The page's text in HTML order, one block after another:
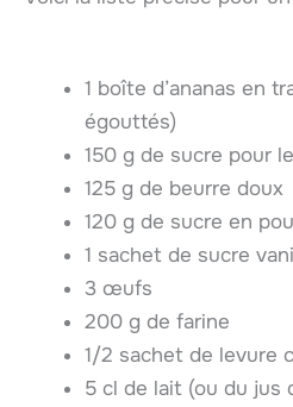
1 boîte d’ananas en
égouttés)
150 g de sucre pour
125 g de beurre doux
120 g de sucre en
1 sachet de sucre
3 œufs
200 g de farine
1/2 sachet de levure
5 cl de lait (ou du jus